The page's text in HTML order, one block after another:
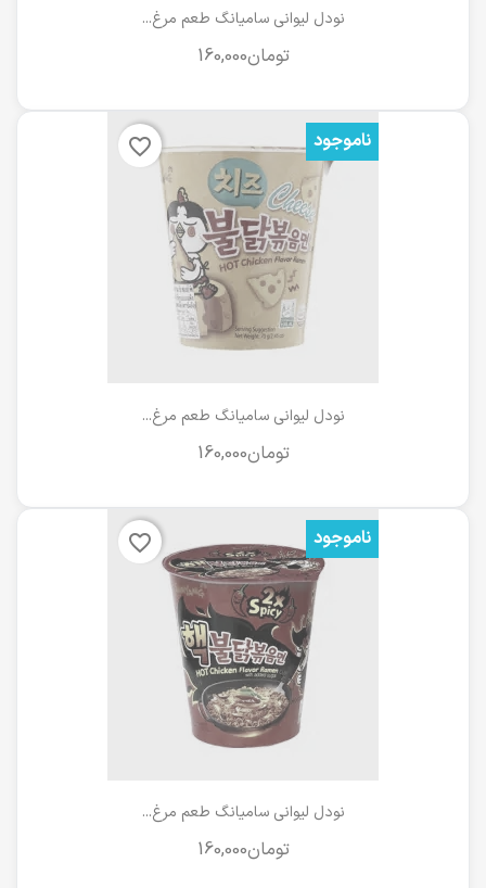
نودل لیوانی سامیانگ طعم مرغ...
‎تومان160,000
نودل لیوانی سامیانگ طعم مرغ...
‎تومان160,000
ناموجود favorite_border
نودل لیوانی سامیانگ طعم مرغ...
‎تومان160,000
ناموجود favorite_border